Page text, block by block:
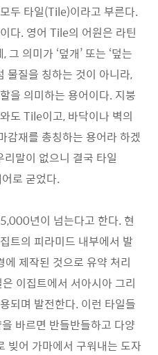
두 타일(Tile)이라고 부른다.
다. 영어 Tile의 어원은 라틴
의미가 ‘덮개’ 또는 ‘덮는
물질을 칭하는 것이 아니라,
을 의미하는 용어이다. 지붕
도 Tile이고, 바닥이나 벽의
감재를 총칭하는 용어라 하겠
말이 없으니 결국 타일
로 굳었다.
년이 넘는다고 한다. 현
트의 피라미드 내부에서 발
제작된 것으로 유약 처리
이집트에서 서아시아 그리
되며 발전한다. 이런 타일들
바르면 반들반들하고 다양
빚어 가마에서 구워내는 도자